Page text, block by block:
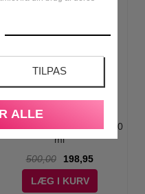
TILPAS
ALLE
French Avenue - Cocoa
Morado Eau de Parfum - 100
ml
500,00
198,95
LÆG I KURV